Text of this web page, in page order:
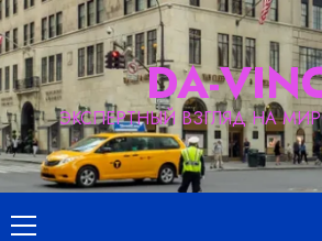
Skip
to
content
DA-
ЭКСПЕРТНЫЙ ВЗГЛЯД НА
Primary